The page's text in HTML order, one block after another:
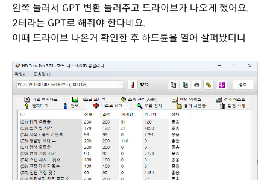
왼쪽 눌러서 GPT 변환 눌러주고 드라이브가 나오게 했어요.
2테라는 GPT로 해줘야 한다네요.
이때 드라이브 나온거 확인한 후 하드튠을 열어 살펴봤더니